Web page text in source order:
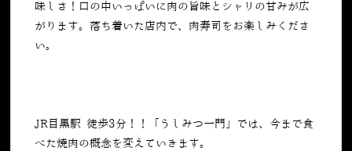
味しさ！口の中いっぱいに肉の旨味とシャリの甘みが広
がります。落ち着いた店内で、肉寿司をお楽しみくださ
い。
JR目黒駅 徒歩3分！！「うしみつ一門」では、今まで食
べた焼肉の概念を変えていきます。